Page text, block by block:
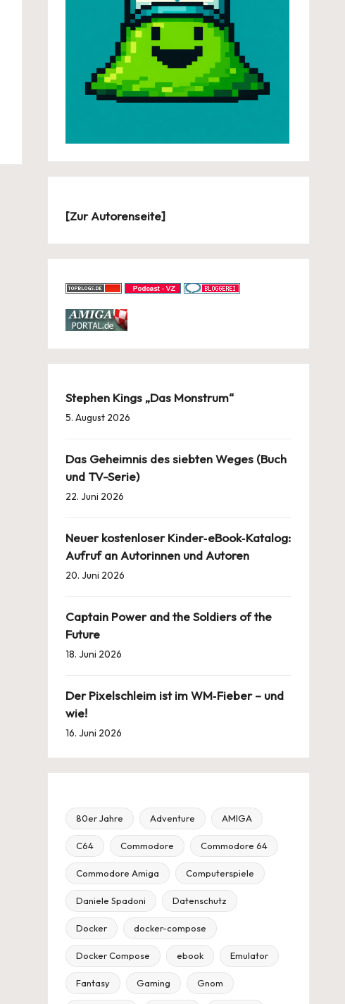
[Zur Autorenseite]
Stephen Kings „Das Monstrum“
5. August 2026
Das Geheimnis des siebten Weges (Buch
und TV-Serie)
22. Juni 2026
Neuer kostenloser Kinder‑eBook‑Katalog:
Aufruf an Autorinnen und Autoren
20. Juni 2026
Captain Power and the Soldiers of the
Future
18. Juni 2026
Der Pixelschleim ist im WM‑Fieber – und
wie!
16. Juni 2026
80er Jahre Adventure AMIGA
C64 Commodore Commodore 64
Commodore Amiga Computerspiele
Daniele Spadoni Datenschutz
Docker docker-compose
Docker Compose ebook Emulator
Fantasy Gaming Gnom